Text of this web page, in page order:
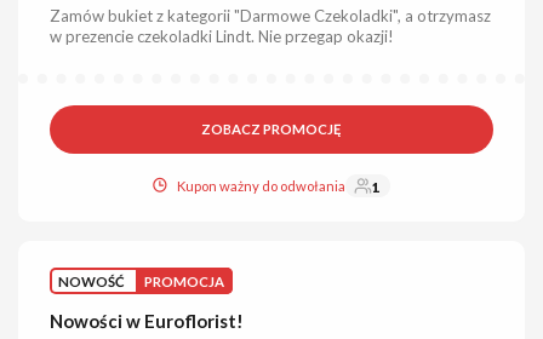
Zamów bukiet z kategorii "Darmowe Czekoladki", a otrzymasz
w prezencie czekoladki Lindt. Nie przegap okazji!
ZOBACZ PROMOCJĘ
Kupon ważny do odwołania 1
NOWOŚĆ PROMOCJA
Nowości w Euroflorist!